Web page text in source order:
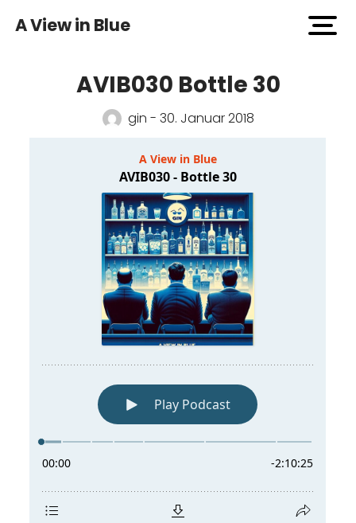
A View in Blue
open
AVIB030 Bottle 30
gin - 30. Januar 2018